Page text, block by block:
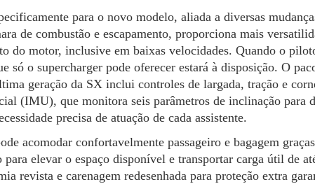
para o novo modelo, aliada a diversas
de combustão e escapamento, proporciona mais
do motor, inclusive em baixas velocidades. Quando o
só o supercharger pode oferecer estará à disposição. O
geração da SX inclui controles de largada, tração e
(IMU), que monitora seis parâmetros de inclinação para
precisa de atuação de cada assistente.
acomodar confortavelmente passageiro e bagagem
elevar o espaço disponível e transportar carga útil de
revista e carenagem redesenhada para proteção extra